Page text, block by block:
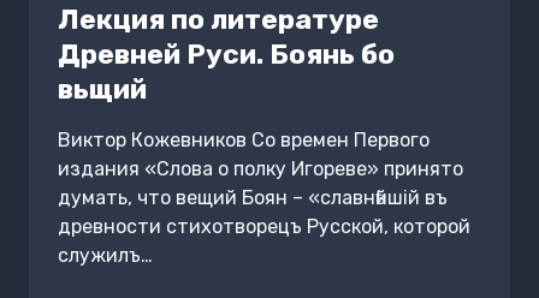
Лекция по литературе
Древней Руси. Боянь бо
вьщий
Виктор Кожевников Со времен Первого
издания «Слова о полку Игореве» принято
думать, что вещий Боян – «славнѣйшiй въ
древности стихотворецъ Русской, которой
служилъ…